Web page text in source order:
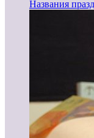
Названия